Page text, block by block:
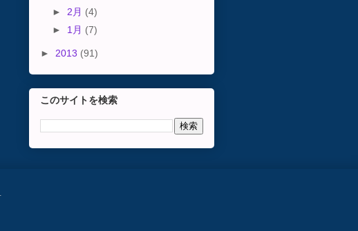
► 2月 (4)
► 1月 (7)
► 2013 (91)
このサイトを検索